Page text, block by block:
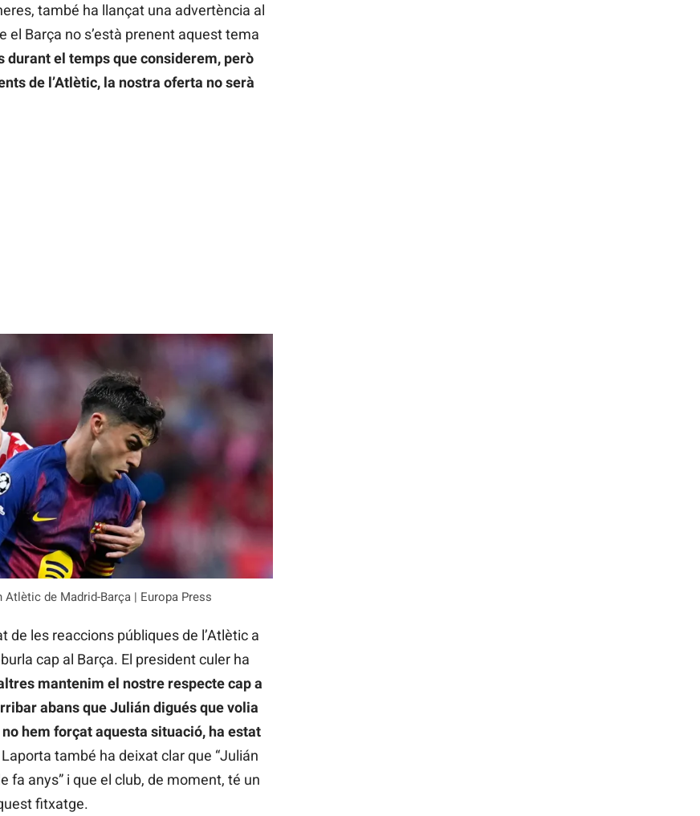
també ha llançat una advertència al
el Barça no s’està prenent aquest tema
durant el temps que considerem, però
de l’Atlètic, la nostra oferta no serà
de Madrid-Barça | Europa Press
les reaccions públiques de l’Atlètic a
cap al Barça. El president culer ha
mantenim el nostre respecte cap a
abans que Julián digués que volia
hem forçat aquesta situació, ha estat
també ha deixat clar que “Julián
fa anys” i que el club, de moment, té un
fitxatge.